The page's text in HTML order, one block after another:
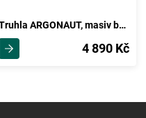
Truhla ARGONAUT, masiv borovice, moření: …
4 890 Kč